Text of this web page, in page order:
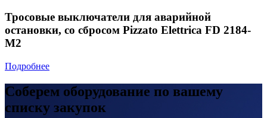
Тросовые выключатели для аварийной
остановки, со сбросом Pizzato Elettrica FD 2184-
M2
Подробнее
Соберем оборудование по вашему
списку закупок